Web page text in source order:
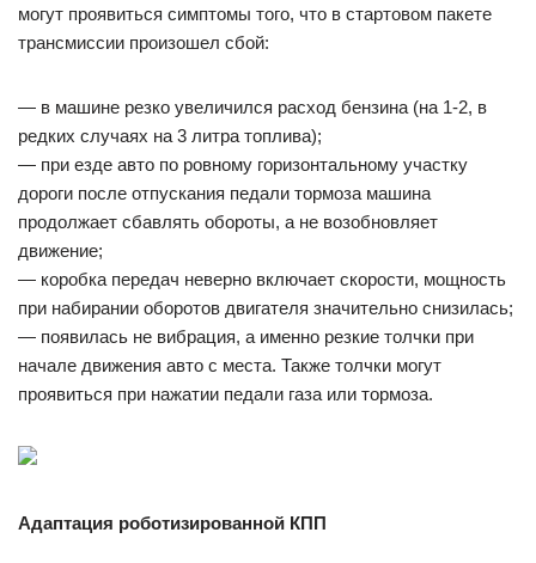
могут проявиться симптомы того, что в стартовом пакете
трансмиссии произошел сбой:
— в машине резко увеличился расход бензина (на 1-2, в
редких случаях на 3 литра топлива);
— при езде авто по ровному горизонтальному участку
дороги после отпускания педали тормоза машина
продолжает сбавлять обороты, а не возобновляет
движение;
— коробка передач неверно включает скорости, мощность
при набирании оборотов двигателя значительно снизилась;
— появилась не вибрация, а именно резкие толчки при
начале движения авто с места. Также толчки могут
проявиться при нажатии педали газа или тормоза.
Адаптация роботизированной КПП